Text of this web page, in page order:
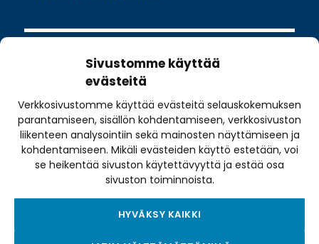
Sivustomme käyttää
evästeitä
Verkkosivustomme käyttää evästeitä selauskokemuksen
parantamiseen, sisällön kohdentamiseen, verkkosivuston
liikenteen analysointiin sekä mainosten näyttämiseen ja
kohdentamiseen. Mikäli evästeiden käyttö estetään, voi
se heikentää sivuston käytettävyyttä ja estää osa
sivuston toiminnoista.
HYVÄKSY KAIKKI
Valimotie 10
00380 Helsinki
toimisto@pyoraily.fi
+358 50 516 9590
Tietosuojaseloste